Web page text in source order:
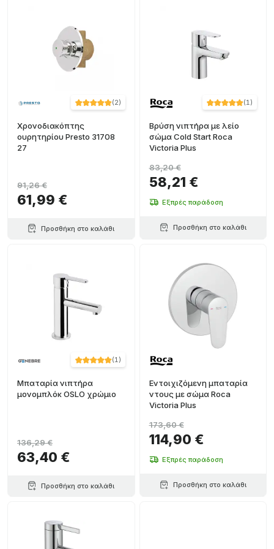
γυαλιστερό
+ Ver más (2)
Χρονοδιακόπτης
ουρητηρίου Presto 31708
27
61,99 €
91,26 €
Προσθήκη στο καλάθι
(1)
Βρύση νιπτήρα με λείο
σώμα Cold Start Roca
Victoria Plus
58,21 €
83,20 €
Εξπρές παράδοση
Προσθήκη στο καλάθι
(1)
Μπαταρία νιπτήρα
μονομπλόκ OSLO χρώμιο
63,40 €
136,29 €
Προσθήκη στο καλάθι
Εντοιχιζόμενη μπαταρία
ντους με σώμα Roca
Victoria Plus
114,90 €
173,60 €
Εξπρές παράδοση
Προσθήκη στο καλάθι